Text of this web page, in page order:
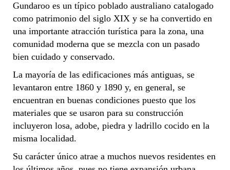
Gundaroo es un típico poblado australiano catalogado
como patrimonio del siglo XIX y se ha convertido en
una importante atracción turística para la zona, una
comunidad moderna que se mezcla con un pasado
bien cuidado y conservado.
La mayoría de las edificaciones más antiguas, se
levantaron entre 1860 y 1890 y, en general, se
encuentran en buenas condiciones puesto que los
materiales que se usaron para su construcción
incluyeron losa, adobe, piedra y ladrillo cocido en la
misma localidad.
Su carácter único atrae a muchos nuevos residentes en